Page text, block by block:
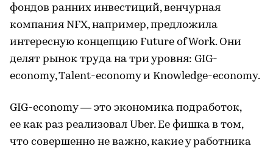
фондов ранних инвестиций, венчурная
компания NFX, например, предложила
интересную концепцию Future of Work. Они
делят рынок труда на три уровня: GIG-
economy, Talent-economy и Knowledge-economy.
GIG-economy — это экономика подработок,
ее как раз реализовал Uber. Ее фишка в том,
что совершенно не важно, какие у работника